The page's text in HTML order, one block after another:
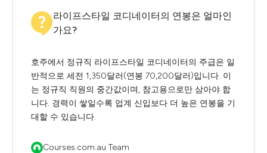
라이프스타일 코디네이터의 연봉은 얼마인
가요?
호주에서 정규직 라이프스타일 코디네이터의 주급은 일
반적으로 세전 1,350달러(연봉 70,200달러)입니다. 이
는 정규직 직원의 중간값이며, 참고용으로만 삼아야 합
니다. 경력이 쌓일수록 업계 신입보다 더 높은 연봉을 기
대할 수 있습니다.
Courses.com.au Team